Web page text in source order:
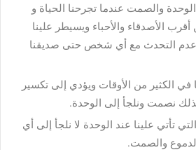
الوحدة والصمت عندما تجرحنا الحياة و
الأصدقاء والأحباء ويسيطر علينا
التحدث مع أي شخص حتى صديقنا
في الكثير من الأوقات ويؤدي إلى تكسير
نصمت ونلجأ إلى الوحدة.
تأتي علينا عند الوحدة لا نلجأ إلى أي
والصمت.